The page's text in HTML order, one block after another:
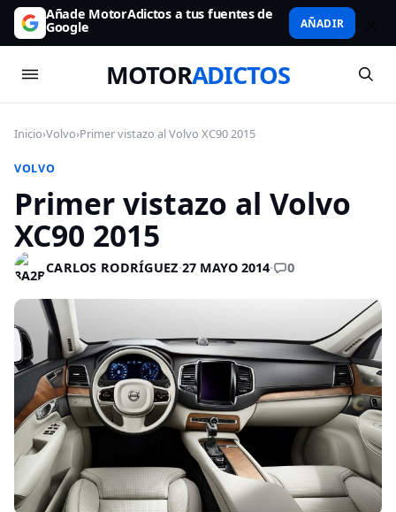
Añade MotorAdictos a tus fuentes de
Google AÑADIR
MOTORADICTOS
Inicio›Volvo›Primer vistazo al Volvo XC90 2015
VOLVO
Primer vistazo al Volvo
XC90 2015
CARLOS RODRÍGUEZ·27 MAYO 2014· 0